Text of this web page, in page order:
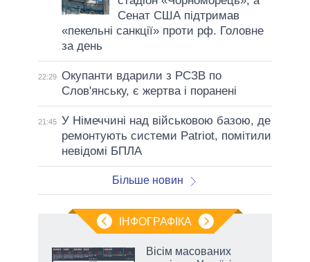
Сенат США підтримав
«пекельні санкції» проти рф. Головне
за день
22:29 Окупанти вдарили з РСЗВ по
Слов'янську, є жертва і поранені
21:45 У Німеччині над військовою базою, де
ремонтують системи Patriot, помітили
невідомі БПЛА
Більше новин
ІНФОГРАФІКА
Вісім масованих